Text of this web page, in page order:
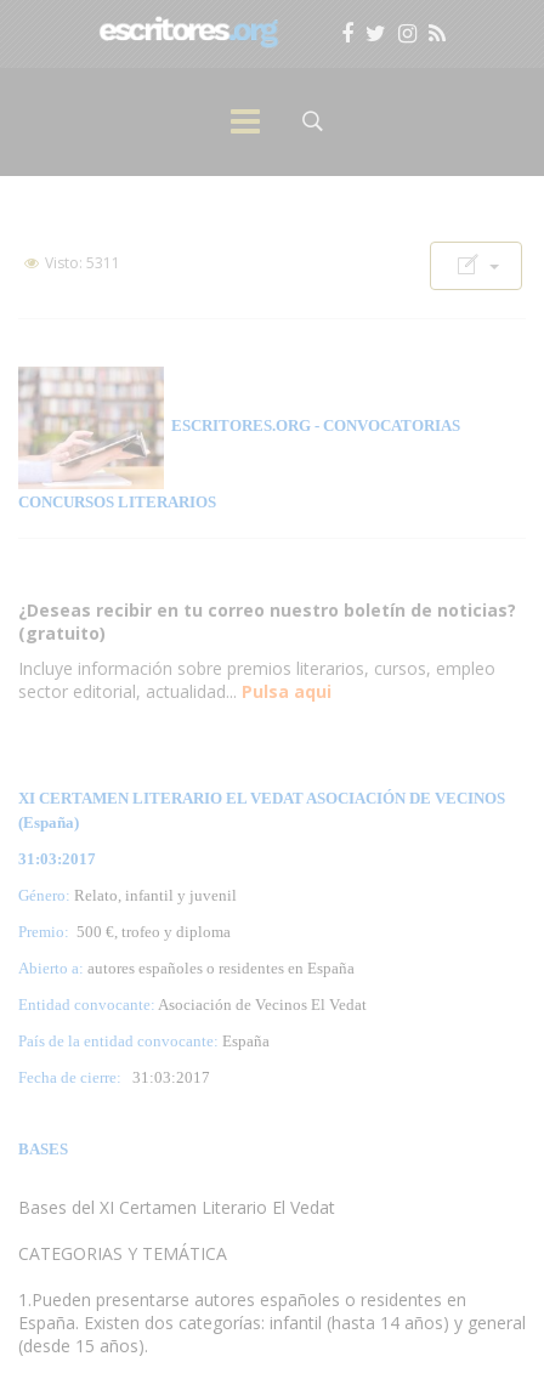
Visto: 5311
ESCRITORES.ORG - CONVOCATORIAS
CONCURSOS LITERARIOS
¿Deseas recibir en tu correo nuestro boletín de noticias?
(gratuito)
Incluye información sobre premios literarios, cursos, empleo
sector editorial, actualidad... Pulsa aqui
XI CERTAMEN LITERARIO EL VEDAT ASOCIACIÓN DE VECINOS
(España)
31:03:2017
Género: Relato, infantil y juvenil
Premio: 500 €, trofeo y diploma
Abierto a: autores españoles o residentes en España
Entidad convocante: Asociación de Vecinos El Vedat
País de la entidad convocante: España
Fecha de cierre: 31 :03:2017
BASES
Bases del XI Certamen Literario El Vedat
CATEGORIAS Y TEMÁTICA
1.Pueden presentarse autores españoles o residentes en
España. Existen dos categorías: infantil (hasta 14 años) y general
(desde 15 años).